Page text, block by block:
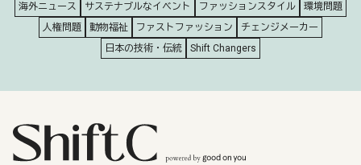
海外ニュース
サステナブルなイベント ファッションスタイル
環境問題
人権問題
動物福祉 ファストファッション
チェンジメーカー
日本の技術・伝統
Shift Changers